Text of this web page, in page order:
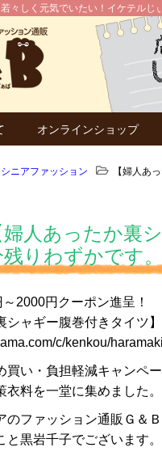
々しく元気でいたい！イケテルじ
オンラインショップ
ニアファッション 【婦人あ
婦人あったか裏
りわずかです。
2000円クーポン進呈！
シャギー腹巻付きタイツ
c/kenkou/haramaki
買い・負担軽減キャンペ
衣料を一堂に集めました。
のファッション通販Ｇ＆
と黒岩千子でございます。